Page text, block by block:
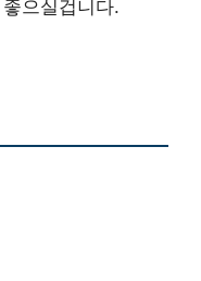
으실겁니다.